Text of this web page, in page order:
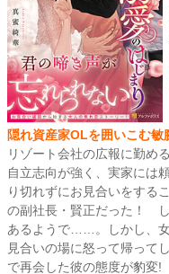
隠れ資産家OLを囲いこむ
リゾート会社の広報に勤め
自立志向が強く、実家には
り切れずにお見合いをする
の副社長・賢正だった！
あるようで……。しかし、
見合いの場に怒って帰って
で再会した彼の態度が豹変